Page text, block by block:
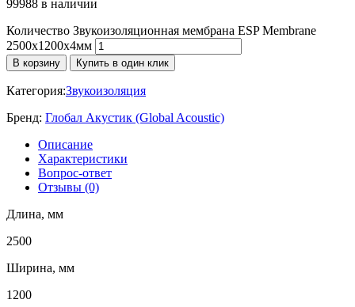
99988 в наличии
Количество Звукоизоляционная мембрана ESP Membrane
2500х1200х4мм
В корзину Купить в один клик
Категория:Звукоизоляция
Бренд: Глобал Акустик (Global Acoustic)
Описание
Характеристики
Вопрос-ответ
Отзывы (0)
Длина, мм
2500
Ширина, мм
1200